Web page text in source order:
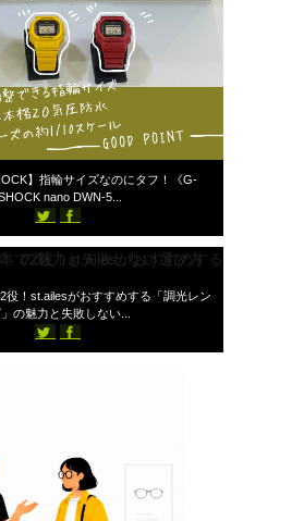
】指輪サイズなのにタフ！《G-
nano DWN-5...
2役！st.ailesがおすすめする「調光レン
の魅力と失敗しない...
968